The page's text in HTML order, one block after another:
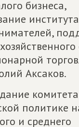
бизнеса,
Аксаков.
политике
и среднего